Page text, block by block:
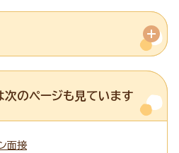
次のページも見ています
面接